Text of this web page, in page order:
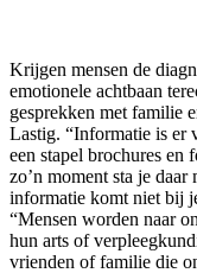
Krijgen mensen de
emotionele achtbaan
gesprekken met familie
Lastig. “Informatie is er
een stapel brochures en
zo’n moment sta je
informatie komt niet bij
“Mensen worden naar
hun arts of
vrienden of familie die